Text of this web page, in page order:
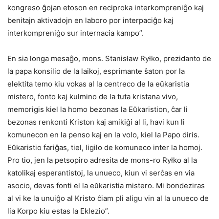
kongreso ĝojan etoson en reciproka interkompreniĝo kaj
benitajn aktivadojn en laboro por interpaciĝo kaj
interkompreniĝo sur internacia kampo”.
En sia longa mesaĝo, mons. Stanisław Ryłko, prezidanto de
la papa konsilio de la laikoj, esprimante ŝaton por la
elektita temo kiu vokas al la centreco de la eŭkaristia
mistero, fonto kaj kulmino de la tuta kristana vivo,
memorigis kiel la homo bezonas la Eŭkaristion, ĉar li
bezonas renkonti Kriston kaj amikiĝi al li, havi kun li
komunecon en la penso kaj en la volo, kiel la Papo diris.
Eŭkaristio fariĝas, tiel, ligilo de komuneco inter la homoj.
Pro tio, jen la petsopiro adresita de mons-ro Ryłko al la
katolikaj esperantistoj, la unueco, kiun vi serĉas en via
asocio, devas fonti el la eŭkaristia mistero. Mi bondeziras
al vi ke la unuiĝo al Kristo ĉiam pli aligu vin al la unueco de
lia Korpo kiu estas la Eklezio”.